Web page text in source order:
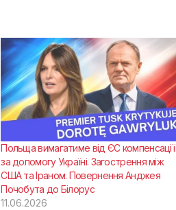
Польща вимагатиме від ЄС компенсації
за допомогу Україні. Загострення між
США та Іраном. Повернення Анджея
Почобута до Білорус
11.06.2026